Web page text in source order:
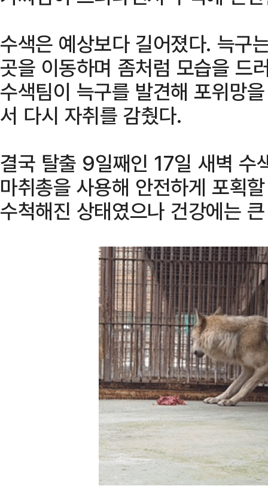
수색은 예상보다 길어졌다. 늑구
곳을 이동하며 좀처럼 모습을 드
수색팀이 늑구를 발견해 포위망
서 다시 자취를 감췄다.
결국 탈출 9일째인 17일 새벽 수
마취총을 사용해 안전하게 포획
수척해진 상태였으나 건강에는